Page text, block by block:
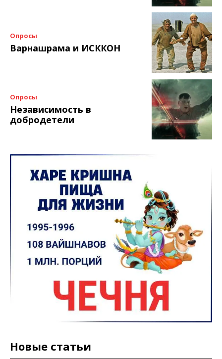
Опросы
Варнашрама и ИСККОН
Опросы
Независимость в
добродетели
Новые статьи